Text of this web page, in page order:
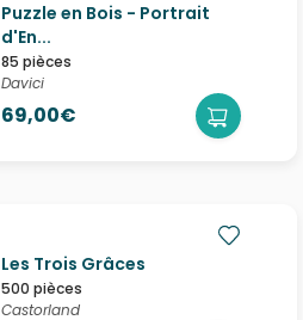
Puzzle en Bois - Portrait
d'En...
85 pièces
Davici
69,00€
Les Trois Grâces
500 pièces
Castorland